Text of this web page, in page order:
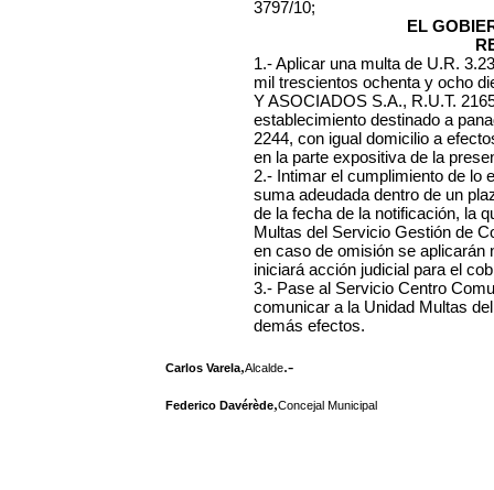
3797/10;
EL
1.- Aplicar una multa de U.R.
mil trescientos ochenta y ocho
Y ASOCIADOS S.A., R.U.T.
establecimiento destinado a
2244, con igual domicilio a
en la parte expositiva de la
2.- Intimar el cumplimiento de lo
suma adeudada dentro de un
de la fecha de la notificación, la
Multas del Servicio Gestión de
en caso de omisión se
iniciará acción judicial para el
3.- Pase al Servicio Centro
comunicar a la Unidad Multas
demás efectos.
Carlos Varela,Alcalde.-
Federico Davérède,Concejal Municipal